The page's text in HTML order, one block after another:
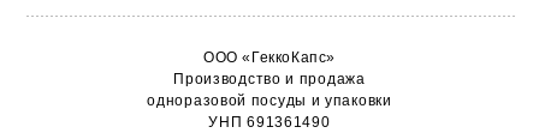
ООО «ГеккоКапс»
Производство и продажа
одноразовой посуды и упаковки
УНП 691361490